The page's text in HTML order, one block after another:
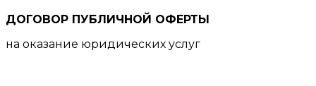
ДОГОВОР ПУБЛИЧНОЙ ОФЕРТЫ
на оказание юридических услуг